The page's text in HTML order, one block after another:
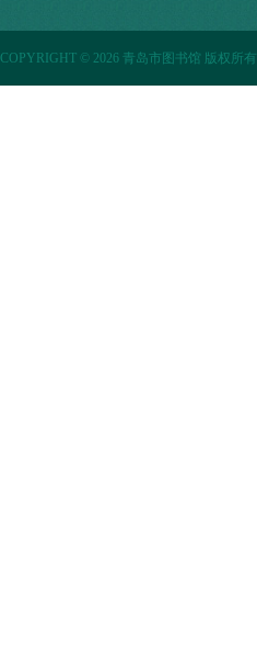
COPYRIGHT © 2026 青岛市图书馆 版权所有